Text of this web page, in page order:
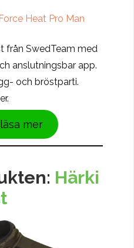
från SwedTeam med
anslutningsbar app.
och bröstparti.
mer
Härki